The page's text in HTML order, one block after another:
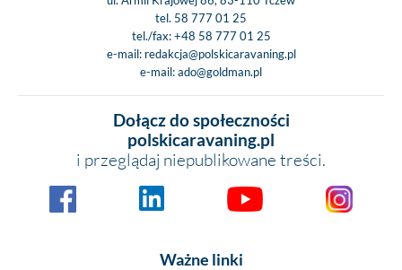
tel. 58 777 01 25
tel./fax:+48 58 777 01 25
e-mail: redakcja@polskicaravaning.pl
e-mail:ado@goldman.pl
Dołącz do społeczności
polskicaravaning.pl
i przeglądaj niepublikowane treści.
Ważne linki